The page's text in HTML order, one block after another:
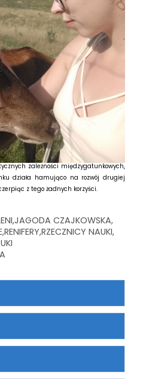
zależności międzygatunkowych,
działa hamująco na rozwój drugiej
z tego żadnych korzyści.
JAGODA CZAJKOWSKA
RENIFERY RZECZNICY NAUKI